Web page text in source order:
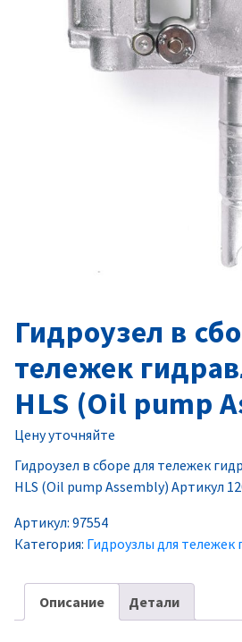
Гидроузел в
тележек
HLS (Oil pump
Цену уточняйте
Гидроузел в сборе для тележек
HLS (Oil pump Assembly) Артикул
Артикул: 97554
Категория: Гидроузлы для тележек
Описание Детали